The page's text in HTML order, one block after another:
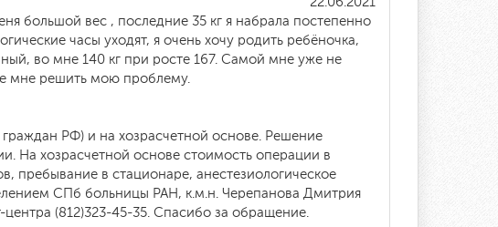
большой вес , последние 35 кг я набрала постепенно
часы уходят, я очень хочу родить ребёночка,
во мне 140 кг при росте 167. Самой мне уже не
мне решить мою проблему.
РФ) и на хозрасчетной основе. Решение
На хозрасчетной основе стоимость операции в
пребывание в стационаре, анестезиологическое
СПб больницы РАН, к.м.н. Черепанова Дмитрия
(812)323-45-35. Спасибо за обращение.